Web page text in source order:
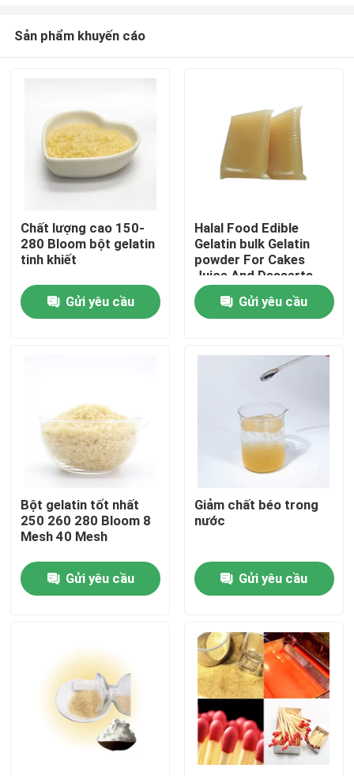
Nhà
Về chúng tôi
Chuyến tham quan nhà máy
Kiểm soát chất lượng
Liên hệ với chúng tôi
Yêu cầu Đặt giá
Bột gelatin cấp thực phẩm
Sản phẩm khuyến cáo
Chất lượng cao 150-
280 Bloom bột gelatin
tinh khiết
Gửi yêu cầu
Halal Food Edible
Gelatin bulk Gelatin
powder For Cakes
Juice And Desserts
(Món ăn hợp pháp)
Gửi yêu cầu
Bột gelatin tốt nhất
250 260 280 Bloom 8
Mesh 40 Mesh
Gửi yêu cầu
Giảm chất béo trong
nước
Gửi yêu cầu